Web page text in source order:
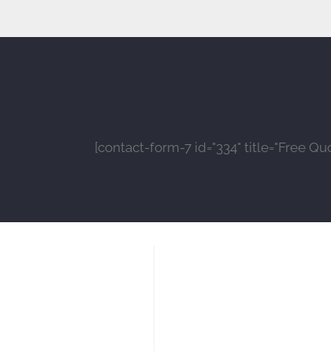
[contact-form-7 id="334" title="Free